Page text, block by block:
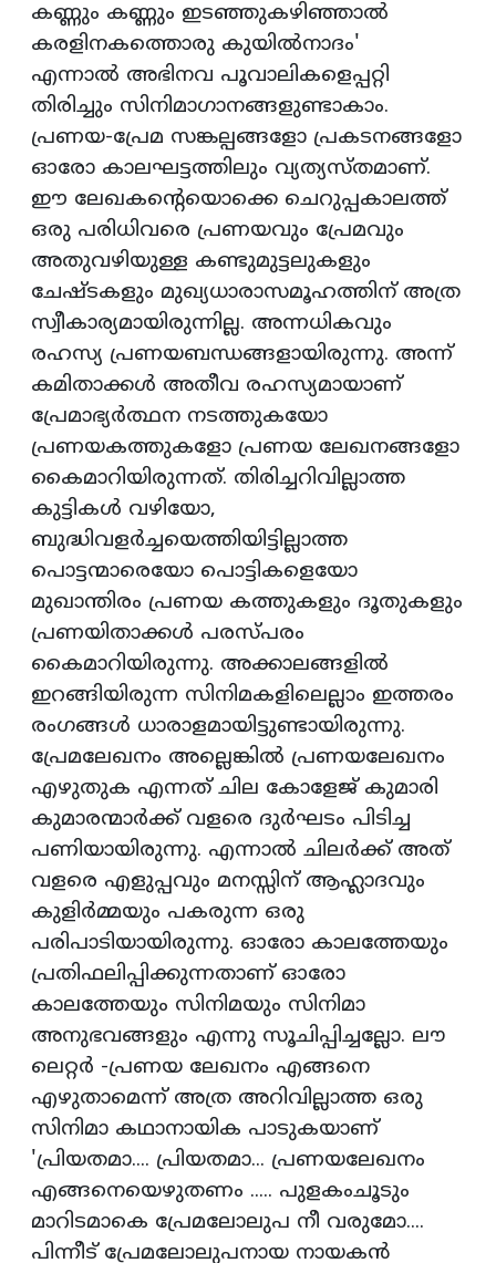
കണ്ണും കണ്ണും ഇടഞ്ഞുകഴിഞ്ഞാല്‍
കരളിനകത്തൊരു കുയില്‍നാദം'
എന്നാല്‍ അഭിനവ പൂവാലികളെപ്പറ്റി
തിരിച്ചും സിനിമാഗാനങ്ങളുണ്ടാകാം.
പ്രണയ-പ്രേമ സങ്കല്പങ്ങളോ പ്രകടനങ്ങളോ
ഓരോ കാലഘട്ടത്തിലും വ്യത്യസ്തമാണ്.
ഈ ലേഖകന്റെയൊക്കെ ചെറുപ്പകാലത്ത്
ഒരു പരിധിവരെ പ്രണയവും പ്രേമവും
അതുവഴിയുള്ള കണ്ടുമുട്ടലുകളും
ചേഷ്ടകളും മുഖ്യധാരാസമൂഹത്തിന് അത്ര
സ്വീകാര്യമായിരുന്നില്ല. അന്നധികവും
രഹസ്യ പ്രണയബന്ധങ്ങളായിരുന്നു. അന്ന്
കമിതാക്കള്‍ അതീവ രഹസ്യമായാണ്
പ്രേമാഭ്യര്‍ത്ഥന നടത്തുകയോ
പ്രണയകത്തുകളോ പ്രണയ ലേഖനങ്ങളോ
കൈമാറിയിരുന്നത്. തിരിച്ചറിവില്ലാത്ത
കുട്ടികള്‍ വഴിയോ,
ബുദ്ധിവളര്‍ച്ചയെത്തിയിട്ടില്ലാത്ത
പൊട്ടന്മാരെയോ പൊട്ടികളെയോ
മുഖാന്തിരം പ്രണയ കത്തുകളും ദൂതുകളും
പ്രണയിതാക്കള്‍ പരസ്പരം
കൈമാറിയിരുന്നു. അക്കാലങ്ങളില്‍
ഇറങ്ങിയിരുന്ന സിനിമകളിലെല്ലാം ഇത്തരം
രംഗങ്ങള്‍ ധാരാളമായിട്ടുണ്ടായിരുന്നു.
പ്രേമലേഖനം അല്ലെങ്കില്‍ പ്രണയലേഖനം
എഴുതുക എന്നത് ചില കോളേജ് കുമാരി
കുമാരന്മാര്‍ക്ക് വളരെ ദുര്‍ഘടം പിടിച്ച
പണിയായിരുന്നു. എന്നാല്‍ ചിലര്‍ക്ക് അത്
വളരെ എളുപ്പവും മനസ്സിന് ആഹ്ലാദവും
കുളിര്‍മ്മയും പകരുന്ന ഒരു
പരിപാടിയായിരുന്നു. ഓരോ കാലത്തേയും
പ്രതിഫലിപ്പിക്കുന്നതാണ് ഓരോ
കാലത്തേയും സിനിമയും സിനിമാ
അനുഭവങ്ങളും എന്നു സൂചിപ്പിച്ചല്ലോ. ലൗ
ലെറ്റര്‍ -പ്രണയ ലേഖനം എങ്ങനെ
എഴുതാമെന്ന് അത്ര അറിവില്ലാത്ത ഒരു
സിനിമാ കഥാനായിക പാടുകയാണ്
'പ്രിയതമാ.... പ്രിയതമാ... പ്രണയലേഖനം
എങ്ങനെയെഴുതണം ..... പുളകംചൂടും
മാറിടമാകെ പ്രേമലോലുപ നീ വരുമോ....
പിന്നീട് പ്രേമലോലുപനായ നായകന്‍